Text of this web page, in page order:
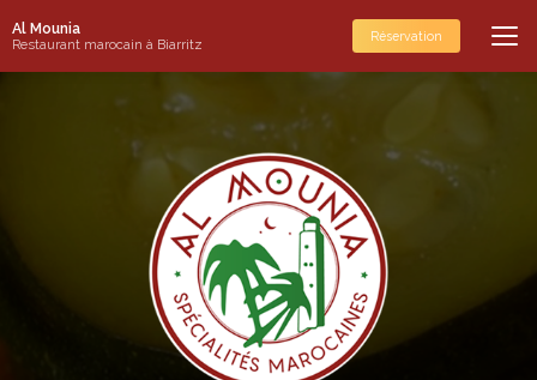
auAl Mounia
Restaurant marocain à Biarritz Réservation